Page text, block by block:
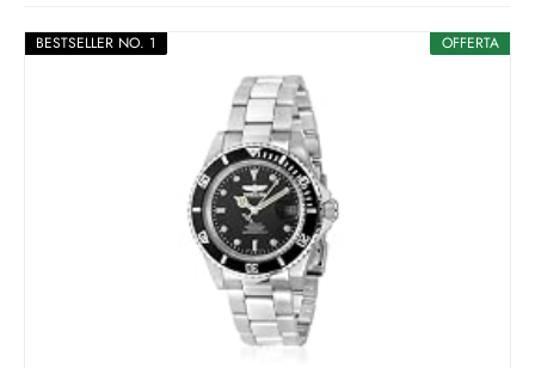
OFFERTA
BESTSELLER NO. 1